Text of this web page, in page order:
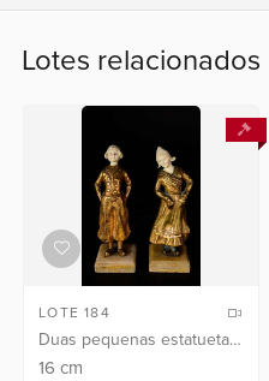
6400
Fale
conosco
Lotes relacionados
LOTE 184
Duas pequenas estatuetas
europeias de bronze e
16cm